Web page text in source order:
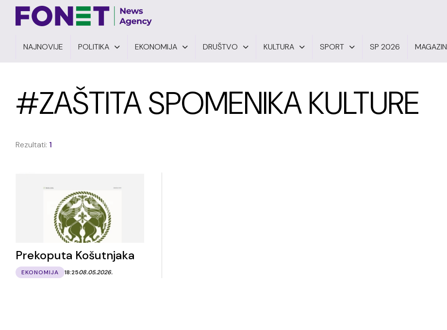
NAJNOVIJE POLITIKA EKONOMIJA DRUŠTVO KULTURA SPORT SP 2026 MAGAZIN
#ZAŠTITA SPOMENIKA KULTURE
Rezultati: 1
Prekoputa Košutnjaka
EKONOMIJA 18:2508.05.2026.